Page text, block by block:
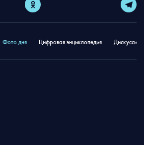
Фото дня Цифровая энциклопедия